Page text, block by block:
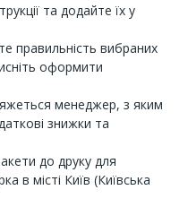
та додайте їх у
правильність вибраних
оформити
менеджер, з яким
знижки та
до друку для
в місті Київ (Київська